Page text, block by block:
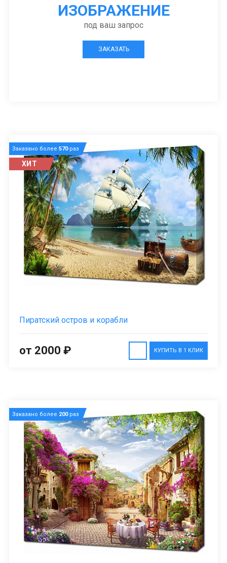
ИЗОБРАЖЕНИЕ
под ваш запрос
ЗАКАЗАТЬ
Заказано более 570раз
ХИТ
Пиратский остров и корабли
КУПИТЬ В 1 КЛИК
от 2000 ₽
Заказано более 200раз